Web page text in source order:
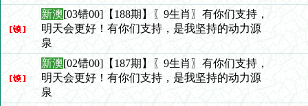
新澳[03错00]【188期】〖9生肖〗有你们支持，
明天会更好！有你们支持，是我坚持的动力源
泉
新澳[02错00]【187期】〖9生肖〗有你们支持，
明天会更好！有你们支持，是我坚持的动力源
泉